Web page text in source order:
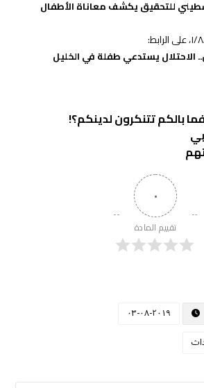
للتحقيق يكشف معاناة الأطفال
الاحتلال يستدعي طفلة في الخليل
بالكم تتنكرون لدينكم؟!
٠
تقييم المادة
٢٠١٩-٠٨-٠٣